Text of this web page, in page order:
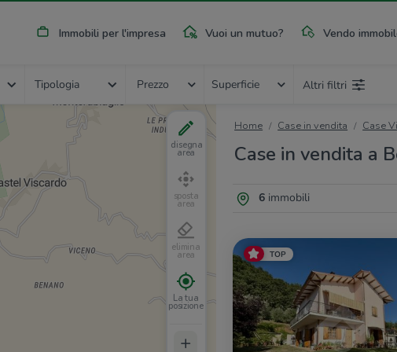
Immobili per l'impresa Vuoi un mutuo? Vendo
Tipologia Prezzo Superficie Altri filtri
Home Case in vendita Case
Case in vendita a
6immobili
TOP
disegna
area
sposta
area
elimina
area
La tua
posizione
+